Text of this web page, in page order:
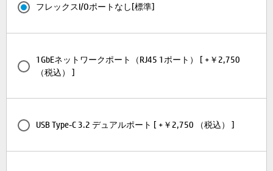
フレックスI/Oポートなし[標準]
1GbEネットワークポート（RJ45 1ポート） [ +￥2,750
（税込） ]
USB Type-C 3.2 デュアルポート [ +￥2,750 （税込） ]